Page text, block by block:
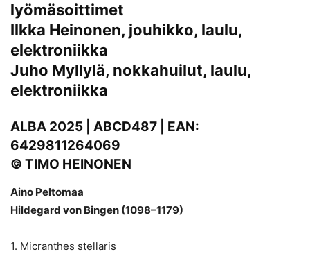
lyömäsoittimet
Ilkka Heinonen, jouhikko, laulu,
elektroniikka
Juho Myllylä, nokkahuilut, laulu,
elektroniikka
ALBA 2025 | ABCD487 | EAN:
6429811264069
© TIMO HEINONEN
Aino Peltomaa
Hildegard von Bingen (1098–1179)
1. Micranthes stellaris